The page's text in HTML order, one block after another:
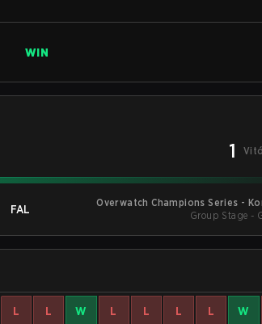
WIN
1
FAL
Overwatch Champions Series -
Group Stage -
L L W L L L L W